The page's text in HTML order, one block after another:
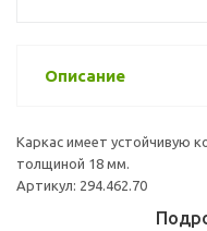
Описание
Каркас имеет устойчивую
толщиной 18 мм.
Артикул: 294.462.70